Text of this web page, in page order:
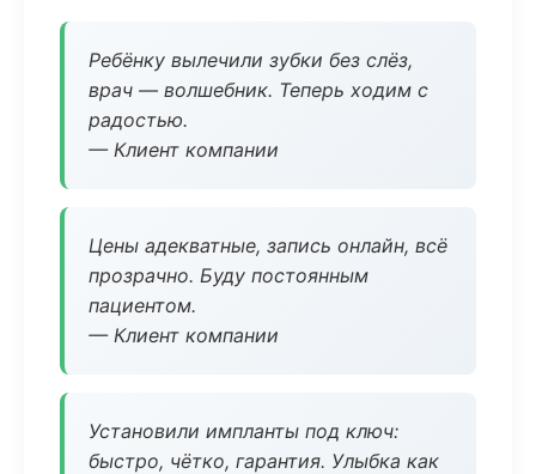
Ребёнку вылечили зубки без слёз,
врач — волшебник. Теперь ходим с
радостью.
— Клиент компании
Цены адекватные, запись онлайн, всё
прозрачно. Буду постоянным
пациентом.
— Клиент компании
Установили импланты под ключ:
быстро, чётко, гарантия. Улыбка как